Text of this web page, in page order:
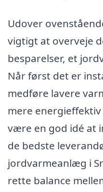
Udover
vigtigt at overveje
besparelser, et
Når først det er
medføre lavere
mere
være en god idé at
de bedste
jordvarmeanlæg i
rette balance